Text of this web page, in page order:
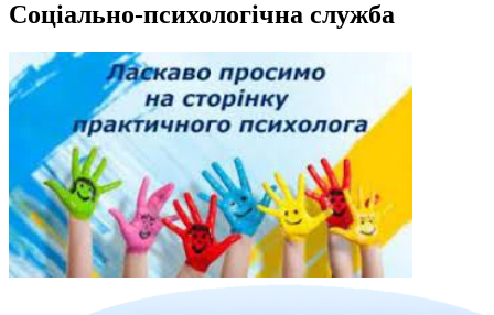
Соціально-психологічна служба